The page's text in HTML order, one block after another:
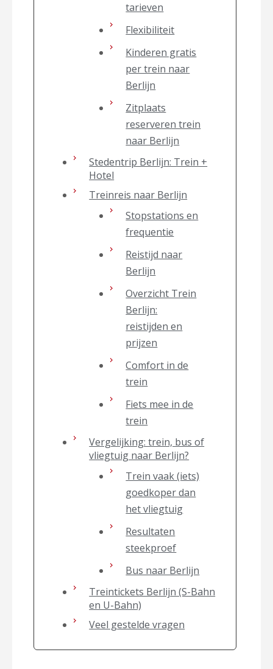
tarieven
Flexibiliteit
Kinderen gratis
per trein naar
Berlijn
Zitplaats
reserveren trein
naar Berlijn
Stedentrip Berlijn: Trein +
Hotel
Treinreis naar Berlijn
Stopstations en
frequentie
Reistijd naar
Berlijn
Overzicht Trein
Berlijn:
reistijden en
prijzen
Comfort in de
trein
Fiets mee in de
trein
Vergelijking: trein, bus of
vliegtuig naar Berlijn?
Trein vaak (iets)
goedkoper dan
het vliegtuig
Resultaten
steekproef
Bus naar Berlijn
Treintickets Berlijn (S-Bahn
en U-Bahn)
Veel gestelde vragen